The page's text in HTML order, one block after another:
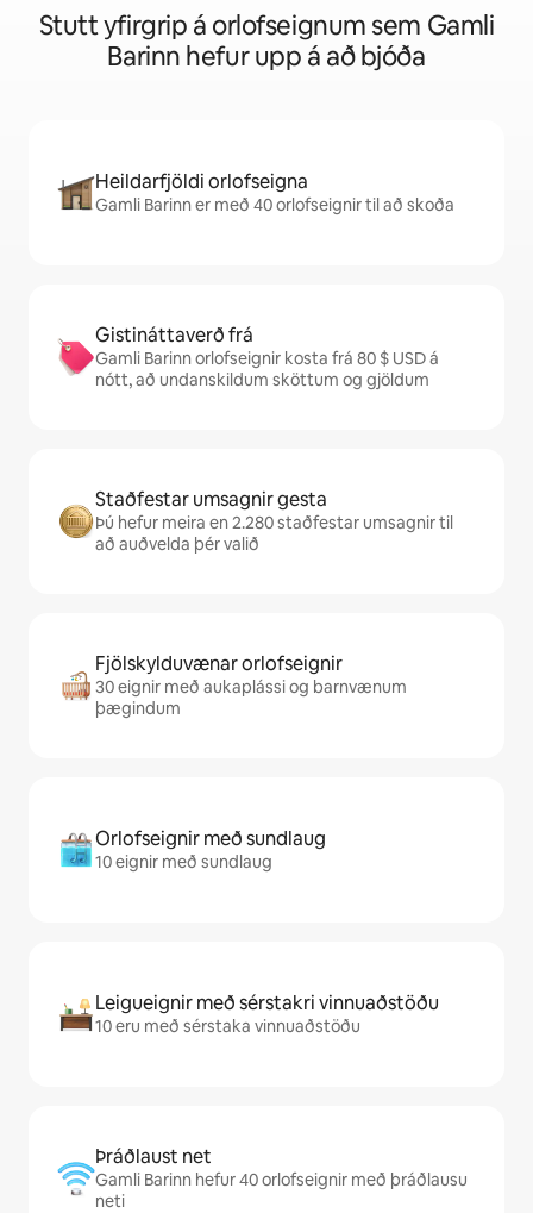
Stutt yfirgrip á orlofseignum sem Gamli
Barinn hefur upp á að bjóða
Heildarfjöldi orlofseigna
Gamli Barinn er með 40 orlofseignir til að skoða
Gistináttaverð frá
Gamli Barinn orlofseignir kosta frá 80 $ USD á
nótt, að undanskildum sköttum og gjöldum
Staðfestar umsagnir gesta
Þú hefur meira en 2.280 staðfestar umsagnir til
að auðvelda þér valið
Fjölskylduvænar orlofseignir
30 eignir með aukaplássi og barnvænum
þægindum
Orlofseignir með sundlaug
10 eignir með sundlaug
Leigueignir með sérstakri vinnuaðstöðu
10 eru með sérstaka vinnuaðstöðu
Þráðlaust net
Gamli Barinn hefur 40 orlofseignir með þráðlausu
neti